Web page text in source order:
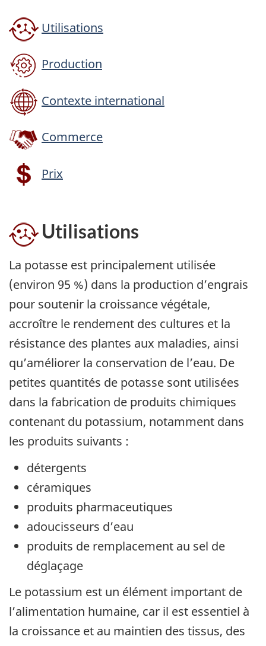
Utilisations
Production
Contexte international
Commerce
Prix
Utilisations
La potasse est principalement utilisée
(environ 95 %) dans la production d’engrais
pour soutenir la croissance végétale,
accroître le rendement des cultures et la
résistance des plantes aux maladies, ainsi
qu’améliorer la conservation de l’eau. De
petites quantités de potasse sont utilisées
dans la fabrication de produits chimiques
contenant du potassium, notamment dans
les produits suivants :
détergents
céramiques
produits pharmaceutiques
adoucisseurs d’eau
produits de remplacement au sel de
déglaçage
Le potassium est un élément important de
l’alimentation humaine, car il est essentiel à
la croissance et au maintien des tissus, des